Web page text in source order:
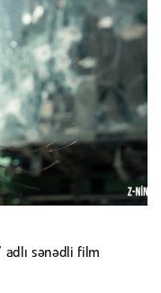
adlı sənədli film